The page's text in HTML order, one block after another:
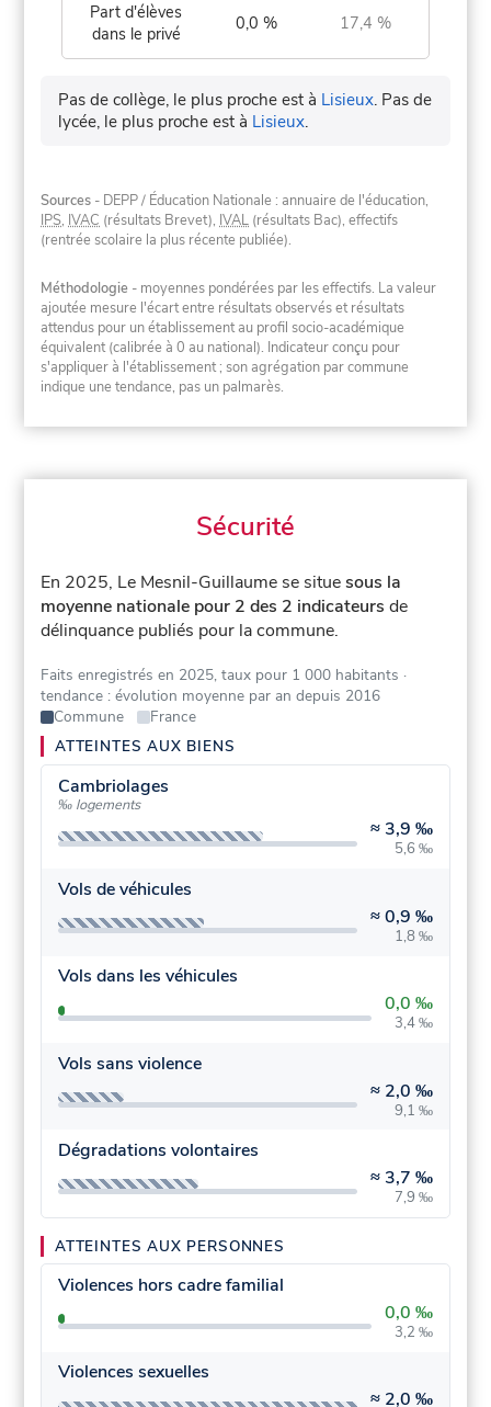
Part d'élèves
dans le privé
0,0 % 17,4 %
Pas de collège, le plus proche est à Lisieux. Pas de
lycée, le plus proche est à Lisieux.
Sources - DEPP / Éducation Nationale : annuaire de l'éducation,
IPS, IVAC (résultats Brevet), IVAL (résultats Bac), effectifs
(rentrée scolaire la plus récente publiée).
Méthodologie - moyennes pondérées par les effectifs. La valeur
ajoutée mesure l'écart entre résultats observés et résultats
attendus pour un établissement au profil socio-académique
équivalent (calibrée à 0 au national). Indicateur conçu pour
s'appliquer à l'établissement ; son agrégation par commune
indique une tendance, pas un palmarès.
Sécurité
En 2025, Le Mesnil-Guillaume se situesous la
moyenne nationale pour 2 des 2 indicateurs de
délinquance publiés pour la commune.
Faits enregistrés en 2025, taux pour 1 000 habitants ·
tendance : évolution moyenne par an depuis 2016
Commune
France
ATTEINTES AUX BIENS
Cambriolages
‰ logements
≈ 3,9 ‰
5,6 ‰
Vols de véhicules
≈0,9 ‰
1,8 ‰
Vols dans les véhicules
0,0 ‰
3,4 ‰
Vols sans violence
≈ 2,0 ‰
9,1 ‰
Dégradations volontaires
≈ 3,7 ‰
7,9 ‰
ATTEINTES AUX PERSONNES
Violences hors cadre familial
0,0 ‰
3,2 ‰
Violences sexuelles
≈ 2,0 ‰